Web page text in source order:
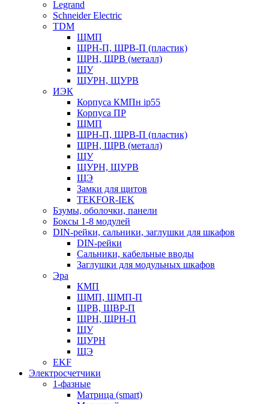
Legrand
Schneider Electric
TDM
ЩМП
ЩРН-П, ЩРВ-П (пластик)
ЩРН, ЩРВ (металл)
ЩУ
ЩУРН, ЩУРВ
ИЭК
Корпуса КМПн ip55
Корпуса ПР
ЩМП
ЩРН-П, ЩРВ-П (пластик)
ЩРН, ЩРВ (металл)
ЩУ
ЩУРН, ЩУРВ
ЩЭ
Замки для щитов
TEKFOR-IEK
Бзумы, оболочки, панели
Боксы 1-8 модулей
DIN-рейки, сальники, заглушки для шкафов
DIN-рейки
Сальники, кабельные вводы
Заглушки для модульных шкафов
Эра
КМП
ЩМП, ЩМП-П
ЩРВ, ЩВР-П
ЩРН, ЩРН-П
ЩУ
ЩУРН
ЩЭ
EKF
Электросчетчики
1-фазные
Матрица (smart)